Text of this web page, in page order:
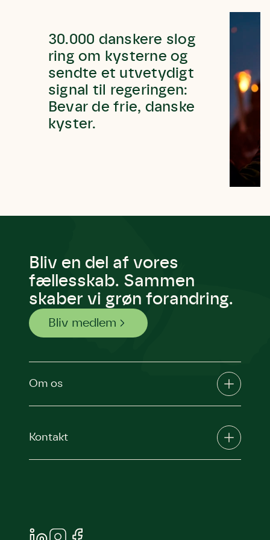
30.000 danskere slog
ring om kysterne og
sendte et utvetydigt
signal til regeringen:
Bevar de frie, danske
kyster.
Bliv en del af vores
fællesskab. Sammen
skaber vi grøn forandring.
Bliv medlem
Om os
Kontakt
Humlebier bestøver effektivt blomster
og afgrøder i din have.